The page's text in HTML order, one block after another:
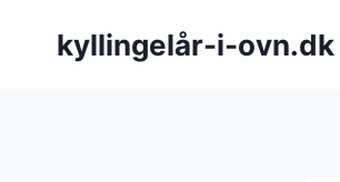
kyllingelår-i-ovn.dk